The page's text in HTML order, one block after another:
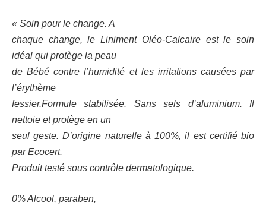
« Soin pour le change. A
chaque change, le Liniment Oléo-Calcaire est le soin
idéal qui protège la peau
de Bébé contre l’humidité et les irritations causées par
l’érythème
fessier.Formule stabilisée. Sans sels d’aluminium. Il
nettoie et protège en un
seul geste. D’origine naturelle à 100%, il est certifié bio
par Ecocert.
Produit testé sous contrôle dermatologique.
0% Alcool, paraben,